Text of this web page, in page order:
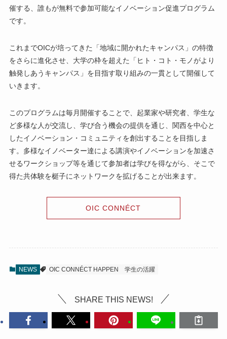
催する、誰もが無料で参加可能なイノベーション促進プログラム
です。
これまでOICが培ってきた「地域に開かれたキャンパス」の特徴
をさらに進化させ、大学の枠を超えた「ヒト・コト・モノがより
触発しあうキャンパス」を目指す取り組みの一貫として開催して
いきます。
このプログラムは毎月開催することで、起業家や研究者、学生な
ど多様な人が交流し、学び合う機会の提供を通じ、関西を中心と
したイノベーション・コミュニティを創出することを目指しま
す。多様なイノベーター達による講演やイノベーションを加速さ
せるワークショップ等を通じて参加者は学びを得ながら、そこで
得た共体験を梃子にネットワークを拡げることが出来ます。
OIC CONNÉCT
NEWS OIC CONNÉCT HAPPEN 学生の活躍
SHARE THIS NEWS!